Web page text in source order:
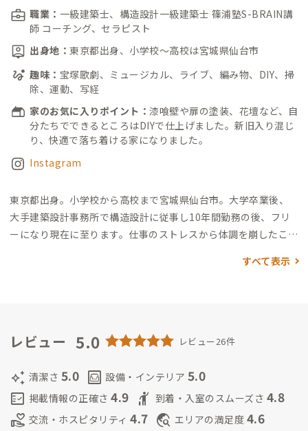
職業： 一級建築士、構造設計一級建築士 篠浦塾S-BRAIN講
師 コーチング、セラピスト
出身地： 東京都出身、小学校～高校は宮城県仙台市
趣味： 宝塚歌劇、ミュージカル、ライブ、編み物、DIY、掃
除、運動、写経
家のお気に入りポイント： 漆喰壁や扉の塗装、花壇など、自
分たちでできるところはDIYで仕上げました。新旧入り混じ
り、快適で落ち着ける家になりました。
Instagram
東京都出身。小学校から高校まで宮城県仙台市。 大学卒業後、
大手建築設計事務所で構造設計に従事し10年間勤務の後、フリ
ーになり現在に至ります。 仕事のストレスから体調を崩したこと
から健康や生き方について学び始め、プライベートサロンを始
なく世間話も大好きです。元ADDress会員ですが、迎える側の
縁のある方とどんな交流ができるのかとても楽しみにしていま
す。
ということで、ADDressらしい交流を楽しめる方、顔を合
わせて挨拶することや、会話を面倒だと思わない方に来ていた
だきたいです。もちろんリモートワークの場として使っていただ
すべて表示
レビュー 5.0 レビュー26件
auto_awesome 清潔さ 5.0 living 設備・インテリア 5.0
fact_check 掲載情報の正確さ 4.9 hail 到着・入室のスムーズさ 4.8
volunteer_activism 交流・ホスピタリティ 4.7 travel_explore エリアの満足度 4.6